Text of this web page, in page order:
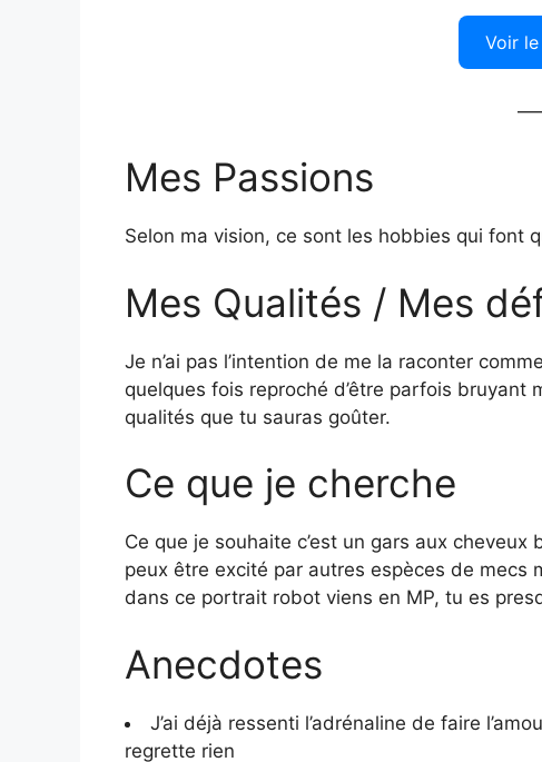
Voir
Mes Passions
Selon ma vision, ce sont les hobbies qui font
Mes Qualités / Mes
Je n’ai pas l’intention de me la raconter
quelques fois reproché d’être parfois bruyant
qualités que tu sauras goûter.
Ce que je cherche
Ce que je souhaite c’est un gars aux
peux être excité par autres espèces de mecs
dans ce portrait robot viens en MP, tu es
Anecdotes
J’ai déjà ressenti l’adrénaline de faire
regrette rien